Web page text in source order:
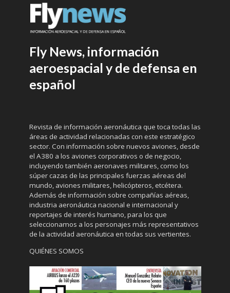
Fly News, información
aeroespacial y de defensa en
español
Revista de información aeronáutica que toca todas las
áreas de actividad relacionadas con este estratégico
sector. Con información sobre nuevos aviones, desde
el A380 a los aviones corporativos o de negocio,
incluyendo también aeronaves militares, como los
súper cazas de las principales fuerzas aéreas del
mundo, aviones militares, helicópteros, etcétera.
Además de información sobre compañías aéreas,
industria aeronáutica nacional e internacional y
reportajes de interés humano, para los que
seleccionamos a los personajes más representativos
de la actividad aeronáutica en todas sus vertientes.
QUIÉNES SOMOS